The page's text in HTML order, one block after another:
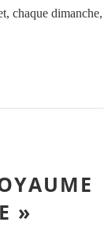
chaque dimanche,
»